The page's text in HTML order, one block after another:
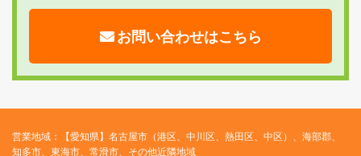
お問い合わせはこちら
営業地域：【愛知県】名古屋市（港区、中川区、熱田区、中区）、海部郡、
知多市、東海市、常滑市、その他近隣地域